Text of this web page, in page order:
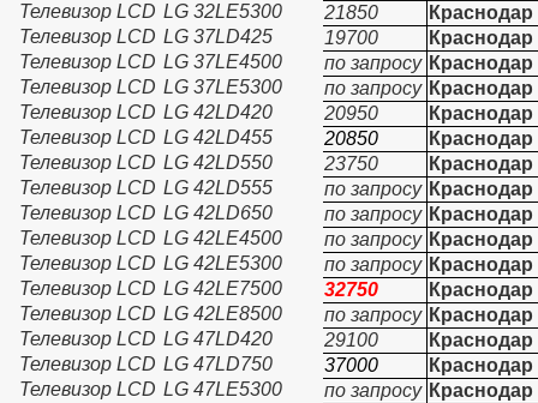
Телевизор LCD LG 32LE5300 21850
Краснодар
Телевизор LCD LG 37LD425 19700
Краснодар
Телевизор LCD LG 37LE4500 по запросу Краснодар
Телевизор LCD LG 37LE5300 по запросу Краснодар
Телевизор LCD LG 42LD420 20950
Краснодар
Телевизор LCD LG 42LD455 20850
Краснодар
Телевизор LCD LG 42LD550 23750
Краснодар
Телевизор LCD LG 42LD555 по запросу Краснодар
Телевизор LCD LG 42LD650 по запросу Краснодар
Телевизор LCD LG 42LE4500 по запросу Краснодар
Телевизор LCD LG 42LE5300 по запросу Краснодар
Телевизор LCD LG 42LE7500 32750
Краснодар
Телевизор LCD LG 42LE8500 по запросу Краснодар
Телевизор LCD LG 47LD420 29100
Краснодар
Телевизор LCD LG 47LD750 37000
Краснодар
Телевизор LCD LG 47LE5300 по запросу Краснодар